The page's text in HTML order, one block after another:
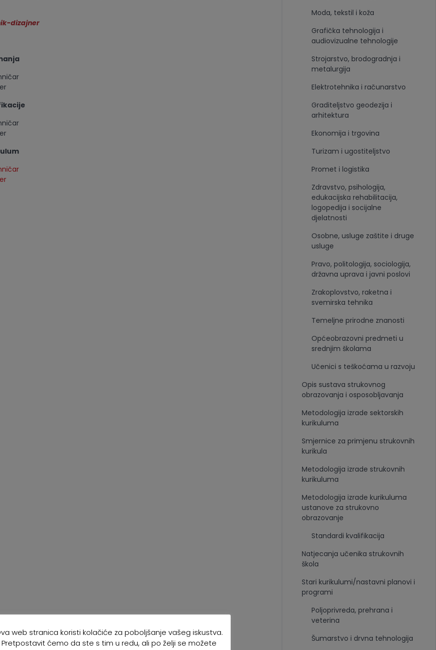
dizajner
Moda, tekstil i koža
Grafička tehnologija i
audiovizualne tehnologije
Strojarstvo, brodogradnja i
metalurgija
Elektrotehnika i računarstvo
Graditeljstvo geodezija i
arhitektura
Ekonomija i trgovina
Turizam i ugostiteljstvo
Promet i logistika
Zdravstvo, psihologija,
edukacijska rehabilitacija,
logopedija i socijalne
djelatnosti
Osobne, usluge zaštite i druge
usluge
Pravo, politologija, sociologija,
državna uprava i javni poslovi
Zrakoplovstvo, raketna i
svemirska tehnika
Temeljne prirodne znanosti
Općeobrazovni predmeti u
srednjim školama
Učenici s teškoćama u razvoju
Opis sustava strukovnog
obrazovanja i osposobljavanja
Metodologija izrade sektorskih
kurikuluma
Smjernice za primjenu strukovnih
kurikula
Metodologija izrade strukovnih
kurikuluma
Metodologija izrade kurikuluma
ustanove za strukovno
obrazovanje
Standardi kvalifikacija
Natjecanja učenika strukovnih
škola
Stari kurikulumi/nastavni planovi i
programi
Poljoprivreda, prehrana i
veterina
Šumarstvo i drvna tehnologija
web stranica koristi kolačiće za poboljšanje vašeg iskustva.
Pretpostavit ćemo da ste s tim u redu, ali po želji se možete